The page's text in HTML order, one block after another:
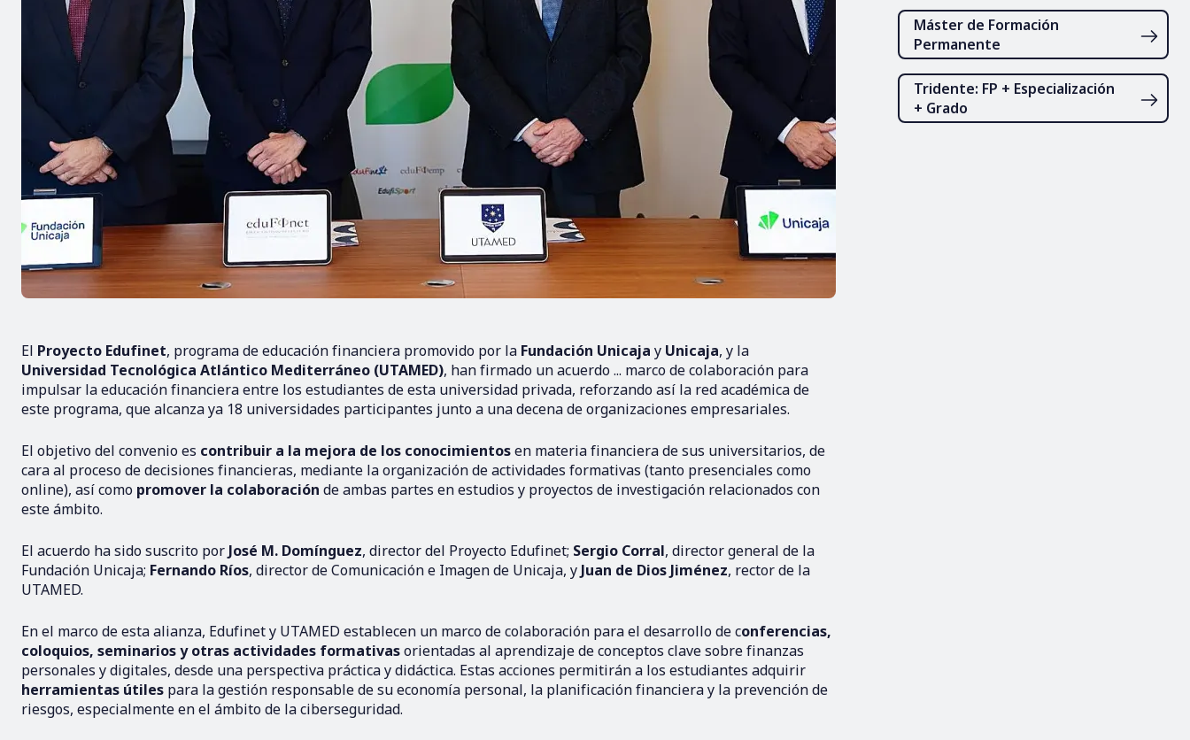
El Proyecto Edufinet, programa de educación financiera promovido por la Fundación Unicaja y Unicaja, y la
Universidad Tecnológica Atlántico Mediterráneo (UTAMED), han firmado un acuerdo ... marco de colaboración para
impulsar la educación financiera entre los estudiantes de esta universidad privada, reforzando así la red académica de
este programa, que alcanza ya 18 universidades participantes junto a una decena de organizaciones empresariales.
El objetivo del convenio es contribuir a la mejora de los conocimientosen materia financiera de sus universitarios, de
cara al proceso de decisiones financieras, mediante la organización de actividades formativas (tanto presenciales como
online), así como promover la colaboración de ambas partes en estudios y proyectos de investigación relacionados con
este ámbito.
El acuerdo ha sido suscrito por José M. Domínguez, director del Proyecto Edufinet; Sergio Corral, director general de la
Fundación Unicaja; Fernando Ríos, director de Comunicación e Imagen de Unicaja, y Juan de Dios Jiménez, rector de la
UTAMED.
En el marco de esta alianza, Edufinet y UTAMED establecen un marco de colaboración para el desarrollo de conferencias,
coloquios, seminarios y otras actividades formativasorientadas al aprendizaje de conceptos clave sobre finanzas
personales y digitales, desde una perspectiva práctica y didáctica. Estas acciones permitirán a los estudiantes adquirir
herramientas útiles para la gestión responsable de su economía personal, la planificación financiera y la prevención de
riesgos, especialmente en el ámbito de la ciberseguridad.
Máster de Formación
Permanente
Tridente: FP + Especialización
+ Grado